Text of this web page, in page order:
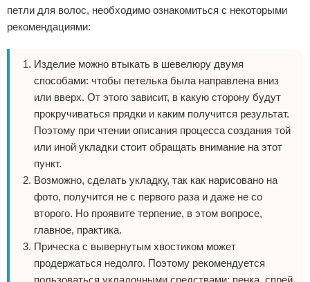
петли для волос, необходимо ознакомиться с некоторыми
рекомендациями:
Изделие можно втыкать в шевелюру двумя
способами: чтобы петелька была направлена вниз
или вверх. От этого зависит, в какую сторону будут
прокручиваться прядки и каким получится результат.
Поэтому при чтении описания процесса создания той
или иной укладки стоит обращать внимание на этот
пункт.
Возможно, сделать укладку, так как нарисовано на
фото, получится не с первого раза и даже не со
второго. Но проявите терпение, в этом вопросе,
главное, практика.
Прическа с вывернутым хвостиком может
продержаться недолго. Поэтому рекомендуется
пользоваться укладочными средствами: пенка, спрей,